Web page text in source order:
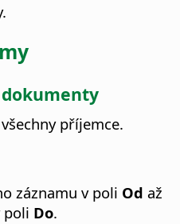
příjemce.
záznamu v poli Od až
poli Do.